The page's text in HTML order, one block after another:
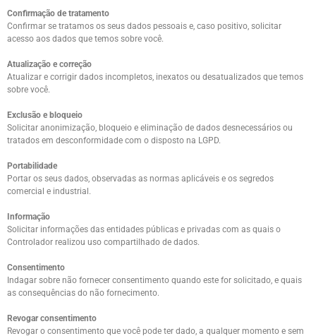
Confirmação de tratamento
Confirmar se tratamos os seus dados pessoais e, caso positivo, solicitar
acesso aos dados que temos sobre você.
Atualização e correção
Atualizar e corrigir dados incompletos, inexatos ou desatualizados que temos
sobre você.
Exclusão e bloqueio
Solicitar anonimização, bloqueio e eliminação de dados desnecessários ou
tratados em desconformidade com o disposto na LGPD.
Portabilidade
Portar os seus dados, observadas as normas aplicáveis e os segredos
comercial e industrial.
Informação
Solicitar informações das entidades públicas e privadas com as quais o
Controlador realizou uso compartilhado de dados.
Consentimento
Indagar sobre não fornecer consentimento quando este for solicitado, e quais
as consequências do não fornecimento.
Revogar consentimento
Revogar o consentimento que você pode ter dado, a qualquer momento e sem